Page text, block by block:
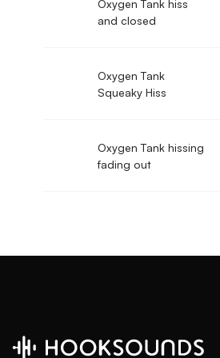
Oxygen Tank hiss
and closed
Oxygen Tank
Squeaky Hiss
Oxygen Tank hissing
fading out